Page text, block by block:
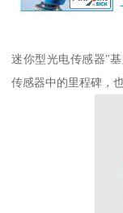
迷你型光电传感器"
传感器中的里程碑，